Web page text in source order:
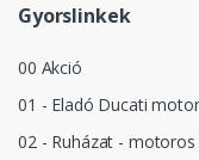
Gyorslinkek
00 Akció
01 - Eladó Ducati
02 - Ruházat -